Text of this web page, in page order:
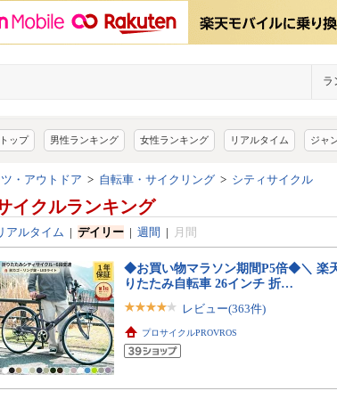
ラ
ップ 男性ランキング 女性ランキング リアルタイム ジャ
・アウトドア > 自転車・サイクリング > シティサイクル
イクルランキング
アルタイム | デイリー| 週間 | 月間
◆お買い物マラソン期間P5倍◆＼ 楽
りたたみ自転車 26インチ 折…
レビュー(363件)
プロサイクルPROVROS